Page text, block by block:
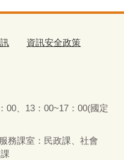
資訊安全政策
00、13：00~17：00(國定
務課室：民政課、社會